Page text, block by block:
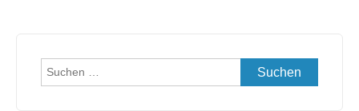
Suchen